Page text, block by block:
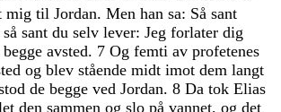
mig til Jordan. Men han sa: Så sant
så sant du selv lever: Jeg forlater dig
begge avsted. 7 Og femti av profetenes
og blev stående midt imot dem langt
de begge ved Jordan. 8 Da tok Elias
den sammen og slo på vannet, og det